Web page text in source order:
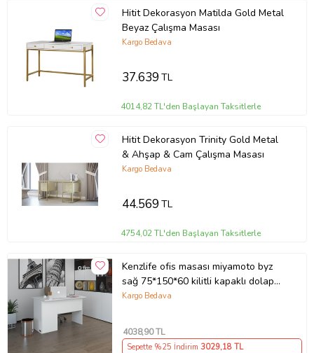
Hitit Dekorasyon Matilda Gold Metal
Beyaz Çalışma Masası
Kargo Bedava
37.639TL
4014,82 TL'den Başlayan Taksitlerle
Hitit Dekorasyon Trinity Gold Metal
& Ahşap & Cam Çalışma Masası
Kargo Bedava
44.569TL
4754,02 TL'den Başlayan Taksitlerle
Kenzlife ofis masası miyamoto byz
sağ 75*150*60 kilitli kapaklı dolap
bilgisayar çalışma masası (Karışık)
Kargo Bedava
4038,90 TL
Sepette %25 İndirim 3029,18 TL